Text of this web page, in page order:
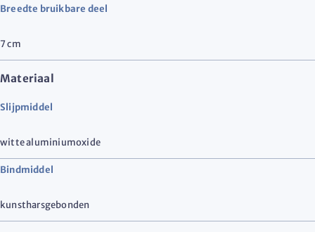
Breedte bruikbare deel
7cm
Materiaal
Slijpmiddel
witte aluminiumoxide
Bindmiddel
kunstharsgebonden